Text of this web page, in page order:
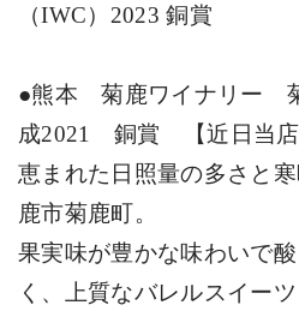
（IWC） 2023銅賞
●熊本 菊鹿ワイナリー
成2021
銅賞 【近日当店
恵まれた日照量の多さと
鹿市菊鹿町。
果実味が豊かな味わいで
く、上質なバレルスイー